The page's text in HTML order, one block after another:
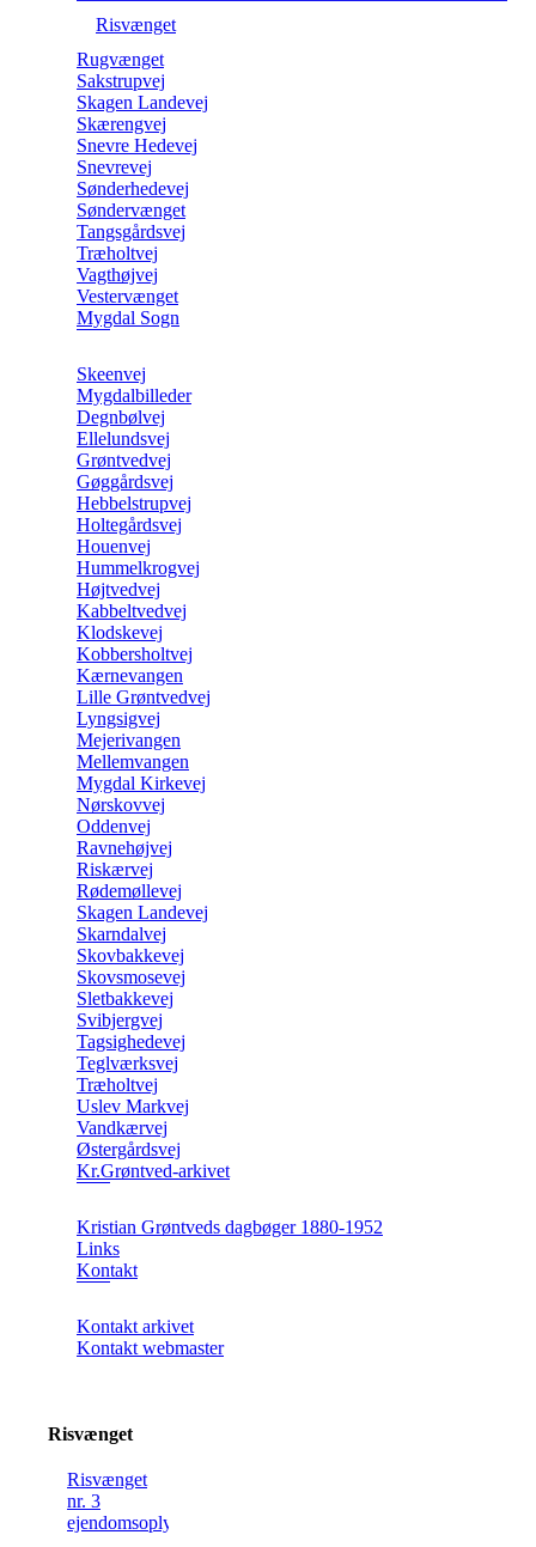
Risvænget
Rugvænget
Sakstrupvej
Skagen Landevej
Skærengvej
Snevre Hedevej
Snevrevej
Sønderhedevej
Søndervænget
Tangsgårdsvej
Træholtvej
Vagthøjvej
Vestervænget
Mygdal Sogn
Skeenvej
Mygdalbilleder
Degnbølvej
Ellelundsvej
Grøntvedvej
Gøggårdsvej
Hebbelstrupvej
Holtegårdsvej
Houenvej
Hummelkrogvej
Højtvedvej
Kabbeltvedvej
Klodskevej
Kobbersholtvej
Kærnevangen
Lille Grøntvedvej
Lyngsigvej
Mejerivangen
Mellemvangen
Mygdal Kirkevej
Nørskovvej
Oddenvej
Ravnehøjvej
Riskærvej
Rødemøllevej
Skagen Landevej
Skarndalvej
Skovbakkevej
Skovsmosevej
Sletbakkevej
Svibjergvej
Tagsighedevej
Teglværksvej
Træholtvej
Uslev Markvej
Vandkærvej
Østergårdsvej
Kr.Grøntved-arkivet
Kristian Grøntveds dagbøger 1880-1952
Links
Kontakt
Kontakt arkivet
Kontakt webmaster
Risvænget
Risvænget
nr. 3
ejendomsoplysning